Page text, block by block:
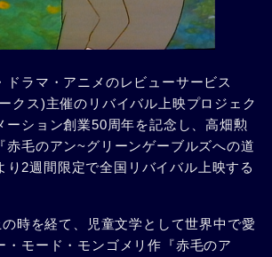
ドラマ・アニメのレビューサービス
クス)主催のリバイバル上映プロジェク
ーション創業50周年を記念し、高畑勲
赤毛のアン~グリーンゲーブルズへの道
り2週間限定で全国リバイバル上映する
時を経て、児童文学として世界中で愛
・モード・モンゴメリ作『赤毛のア